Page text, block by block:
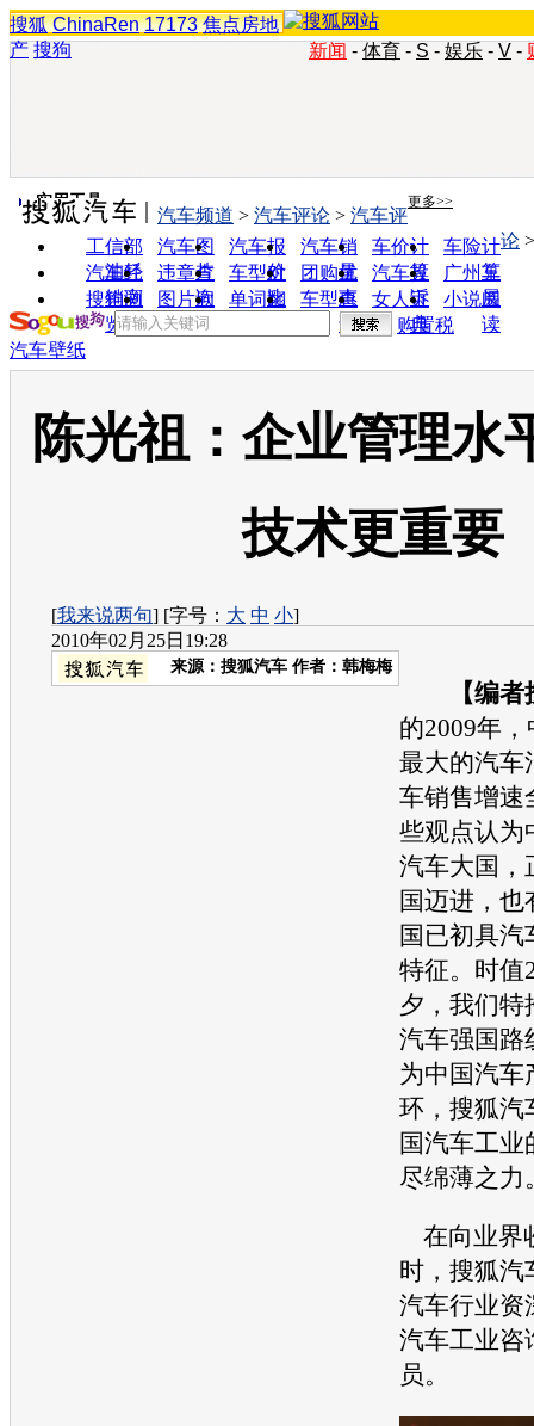
搜狐 ChinaRen 17173 焦点房地
产 搜狗 新闻 - 体育 - S - 娱乐 - V -
实用工具 更多>>
工信部
油耗
汽车图
片
汽车报
价
汽车销
量
车价计
算
车险计
算
汽车经
销商
违章查
询
车型对
比
团购优
惠
汽车投
诉
广州车
展
搜狗浏
览器
图片欣
赏
单词翻
车型查
询
女人宝
典
小说阅
读
汽车频道 > 汽车评论 > 汽车评
论
购置税
汽车壁纸
陈光祖：企业管理水
技术更重要
[我来说两句] [字号： 大 中 小]
2010年02月25日19:28
来源： 搜狐汽车 作者：韩梅梅
【编
的2009年
最大的汽车
车销售增速
些观点认为
汽车大国，
国迈进，
国已初具
特征。 时值
夕，我们特
汽车强国路
为中国汽车
环，搜狐汽
国汽车工
尽绵薄之力
在向业界
时，搜狐汽
汽车行业资
汽车工业咨
员。